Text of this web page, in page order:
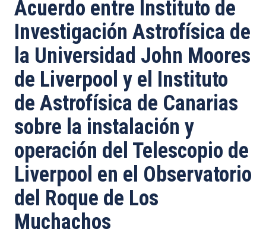
a
la
navegación
Acuerdo entre Instituto de
Investigación Astrofísica de
la Universidad John Moores
de Liverpool y el Instituto
de Astrofísica de Canarias
sobre la instalación y
operación del Telescopio de
Liverpool en el Observatorio
del Roque de Los
Muchachos